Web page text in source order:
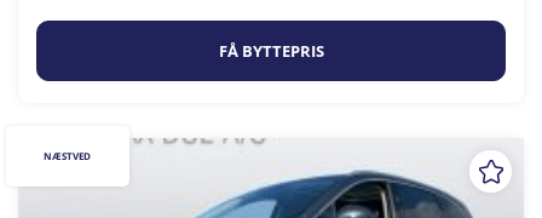
FÅ BYTTEPRIS
NÆSTVED